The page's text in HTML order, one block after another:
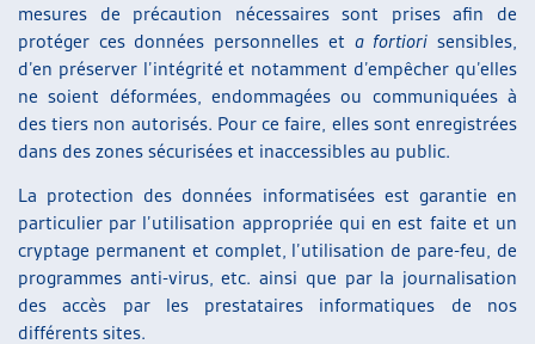
mesures de précaution nécessaires sont prises afin de
protéger ces données personnelles et a fortiori sensibles,
d’en préserver l’intégrité et notamment d’empêcher qu’elles
ne soient déformées, endommagées ou communiquées à
des tiers non autorisés. Pour ce faire, elles sont enregistrées
dans des zones sécurisées et inaccessibles au public.
La protection des données informatisées est garantie en
particulier par l’utilisation appropriée qui en est faite et un
cryptage permanent et complet, l’utilisation de pare-feu, de
programmes anti-virus, etc. ainsi que par la journalisation
des accès par les prestataires informatiques de nos
différents sites.